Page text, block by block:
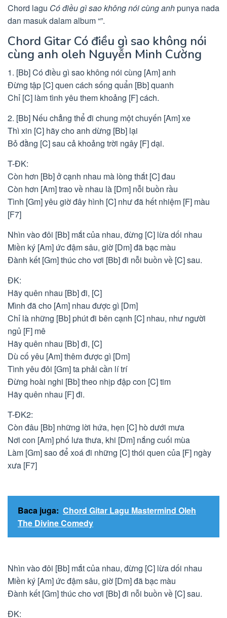
Chord lagu Có điều gì sao không nói cùng anhpunya nada
dan masuk dalam album “”.
Chord Gitar Có điều gì sao không nói
cùng anh oleh Nguyễn Minh Cường
1. [Bb] Có điều gì sao không nói cùng [Am] anh
Đừng tập [C] quen cách sống quẩn [Bb] quanh
Chỉ [C] làm tình yêu them khoảng [F] cách.
2. [Bb] Nếu chẳng thể đi chung một chuyến [Am] xe
Thì xin [C] hãy cho anh dừng [Bb] lại
Bỏ đằng [C] sau cả khoảng trời ngây [F] dại.
T-ĐK:
Còn hơn [Bb] ở cạnh nhau mà lòng thắt [C] đau
Còn hơn [Am] trao về nhau là [Dm] nỗi buồn rầu
Tình [Gm] yêu giờ đây hình [C] như đã hết nhiệm [F] màu
[F7]
Nhìn vào đôi [Bb] mắt của nhau, đừng [C] lừa dối nhau
Miền ký [Am] ức đậm sâu, giờ [Dm] đã bạc màu
Đành kết [Gm] thúc cho vơi [Bb] đi nỗi buồn về [C] sau.
ĐK:
Hãy quên nhau [Bb] đi, [C]
Mình đã cho [Am] nhau được gì [Dm]
Chỉ là những [Bb] phút đi bên cạnh [C] nhau, như người
ngủ [F] mê
Hãy quên nhau [Bb] đi, [C]
Dù cố yêu [Am] thêm được gì [Dm]
Tình yêu đôi [Gm] ta phải cần lí trí
Đừng hoài nghi [Bb] theo nhịp đập con [C] tim
Hãy quên nhau [F] đi.
T-ĐK2:
Còn đâu [Bb] những lời hứa, hẹn [C] hò dưới mưa
Nơi con [Am] phố lưa thưa, khi [Dm] nắng cuối mùa
Làm [Gm] sao để xoá đi những [C] thói quen của [F] ngày
xưa [F7]
Baca juga: Chord Gitar Lagu Mastermind Oleh
The Divine Comedy
Nhìn vào đôi [Bb] mắt của nhau, đừng [C] lừa dối nhau
Miền ký [Am] ức đậm sâu, giờ [Dm] đã bạc màu
Đành kết [Gm] thúc cho vơi [Bb] đi nỗi buồn về [C] sau.
ĐK: